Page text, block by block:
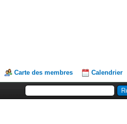
Carte des membres Calendrier